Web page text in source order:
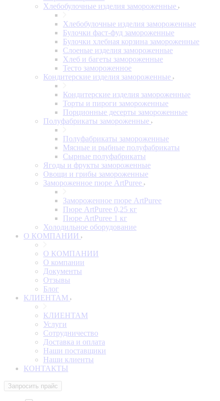
Хлебобулочные изделия замороженные
Хлебобулочные изделия замороженные
Булочки фаст-фуд замороженные
Булочки хлебная корзина замороженные
Слоеные изделия замороженные
Хлеб и багеты замороженные
Тесто замороженное
Кондитерские изделия замороженные
Кондитерские изделия замороженные
Торты и пироги замороженные
Порционные десерты замороженные
Полуфабрикаты замороженные
Полуфабрикаты замороженные
Мясные и рыбные полуфабрикаты
Сырные полуфабрикаты
Ягоды и фрукты замороженные
Овощи и грибы замороженные
Замороженное пюре ArtPuree
Замороженное пюре ArtPuree
Пюре ArtPuree 0,25 кг
Пюре ArtPuree 1 кг
Холодильное оборудование
О КОМПАНИИ
О КОМПАНИИ
О компании
Документы
Отзывы
Блог
КЛИЕНТАМ
КЛИЕНТАМ
Услуги
Сотрудничество
Доставка и оплата
Наши поставщики
Наши клиенты
КОНТАКТЫ
Запросить прайс